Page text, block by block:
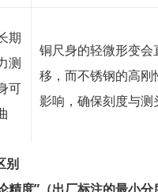
期
测
可
铜尺身的轻微形变
移，而不锈钢的高
影响，确保刻度与测
别